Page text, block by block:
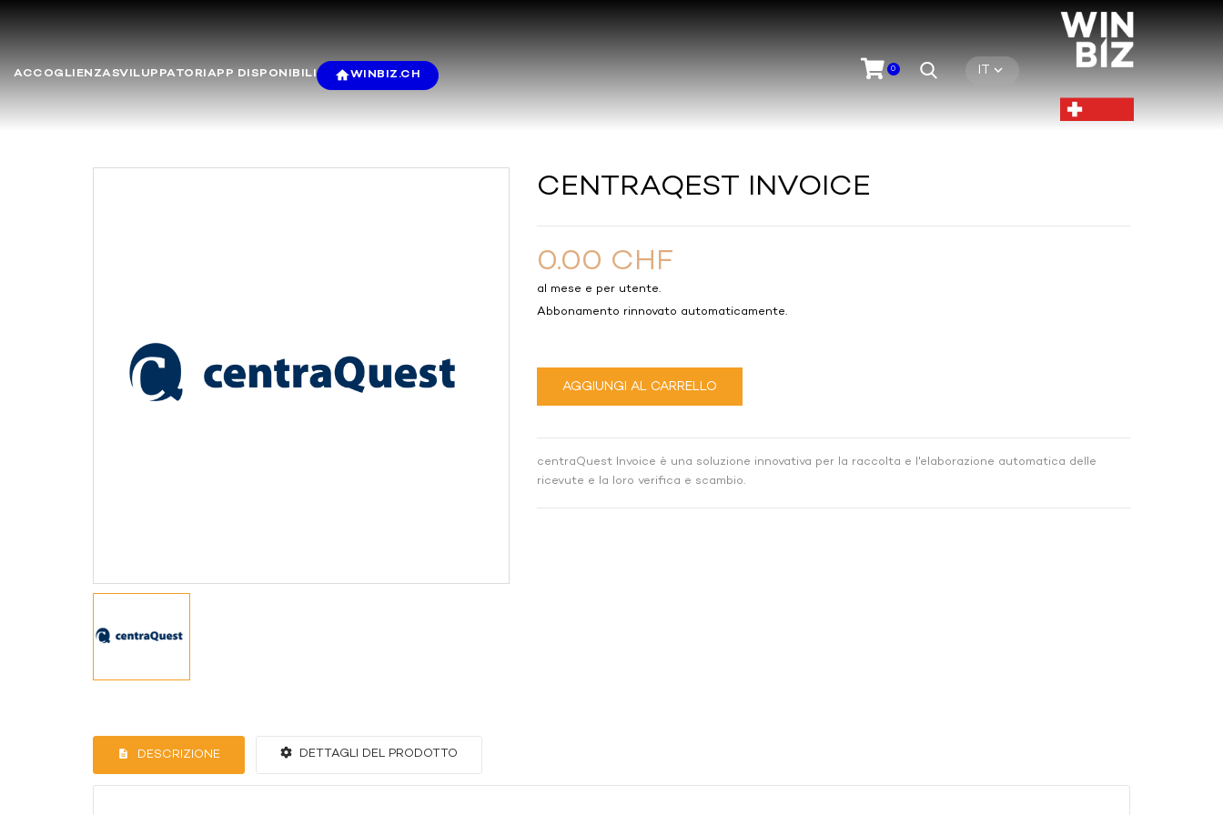
ACCOGLIENZASVILUPPATORIAPP DISPONIBILI WINBIZ.CH 0 IT
CENTRAQEST INVOICE
0.00 CHF
al mese e per utente.
Abbonamento rinnovato automaticamente.
AGGIUNGI AL CARRELLO
centraQuest Invoice è una soluzione innovativa per la raccolta e l'elaborazione automatica delle
ricevute e la loro verifica e scambio.
DESCRIZIONE DETTAGLI DEL PRODOTTO